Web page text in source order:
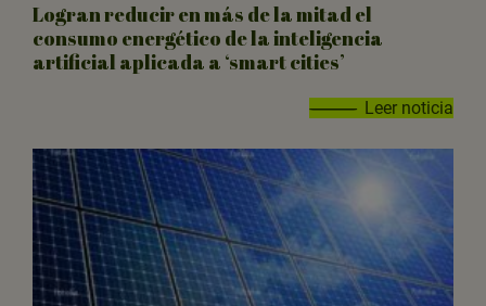
Logran reducir en más de la mitad el
consumo energético de la inteligencia
artificial aplicada a ‘smart cities’
Leer noticia